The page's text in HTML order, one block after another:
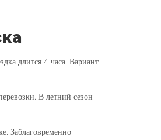
длится 4 часа. Вариант
В летний сезон
Заблаговременно